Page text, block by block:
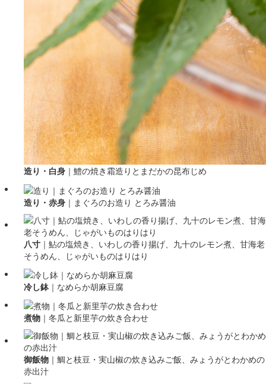
造り・白身 ｜ 鱧の焼き霜造りとまだかの昆布じめ
造り・赤身 ｜ まぐろのお造り とろみ醤油
八寸 ｜ 鮎の塩焼き、いわしの香り揚げ、九十のレモン煮、甘海老
そうめん、じゃがいものはりはり
冷し鉢 ｜ なめらか胡麻豆腐
煮物 ｜ 冬瓜と新里芋の炊き合わせ
御飯物 ｜ 鯛と枝豆・実山椒の炊き込みご飯、みょうがとわかめの
赤出汁